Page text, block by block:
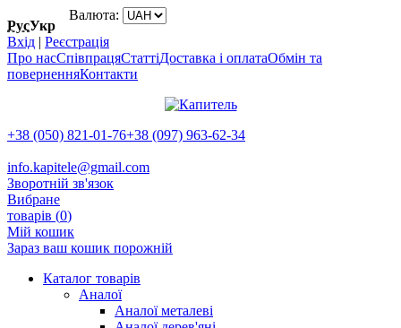
РусУкр
Валюта:
Вхід | Реєстрація
Про насСпівпрацяСтаттіДоставка і оплатаОбмін та
поверненняКонтакти
+38 (050) 821-01-76+38 (097) 963-62-34
info.kapitele@gmail.com
Зворотній зв'язок
Вибране
товарів (0)
Мій кошик
Зараз ваш кошик порожній
Каталог товарів
Аналої
Аналої металеві